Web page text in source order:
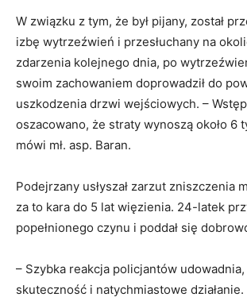
W związku z tym, że był pijany, został
izbę wytrzeźwień i przesłuchany na
zdarzenia kolejnego dnia, po
swoim zachowaniem doprowadził do
uszkodzenia drzwi wejściowych. –
oszacowano, że straty wynoszą około 6
mówi mł. asp. Baran.
Podejrzany usłyszał zarzut zniszczenia
za to kara do 5 lat więzienia. 24-latek
popełnionego czynu i poddał się
– Szybka reakcja policjantów
skuteczność i natychmiastowe